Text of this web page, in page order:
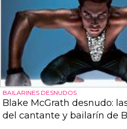
BAILARINES DESNUDOS
Blake McGrath desnudo:
del cantante y bailarín de